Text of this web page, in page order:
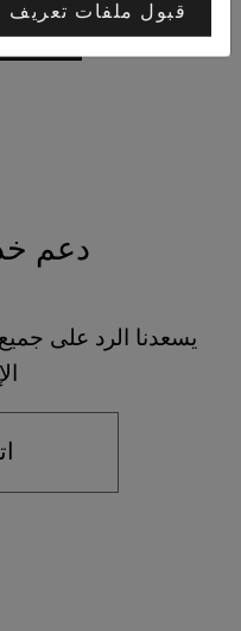
عرض
دعم
يسعدنا الرد على
قبول ملفات تعريف